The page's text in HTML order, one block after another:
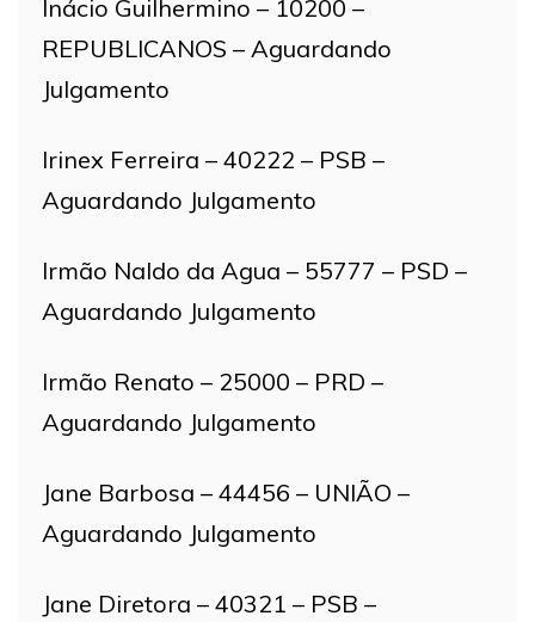
Inácio Guilhermino – 10200 –
REPUBLICANOS – Aguardando
Julgamento
Irinex Ferreira – 40222 – PSB –
Aguardando Julgamento
Irmão Naldo da Agua – 55777 – PSD –
Aguardando Julgamento
Irmão Renato – 25000 – PRD –
Aguardando Julgamento
Jane Barbosa – 44456 – UNIÃO –
Aguardando Julgamento
Jane Diretora – 40321 – PSB –